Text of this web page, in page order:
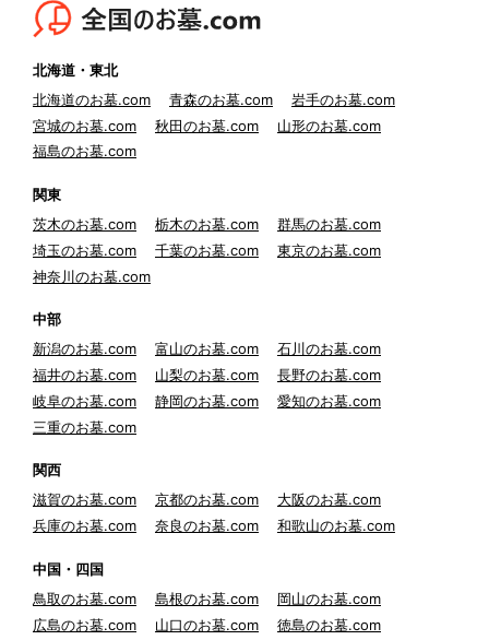
北海道・東北
北海道のお墓.com
青森のお墓.com
岩手のお墓.com
宮城のお墓.com
秋田のお墓.com
山形のお墓.com
福島のお墓.com
関東
茨木のお墓.com
栃木のお墓.com
群馬のお墓.com
埼玉のお墓.com
千葉のお墓.com
東京のお墓.com
神奈川のお墓.com
中部
新潟のお墓.com
富山のお墓.com
石川のお墓.com
福井のお墓.com
山梨のお墓.com
長野のお墓.com
岐阜のお墓.com
静岡のお墓.com
愛知のお墓.com
三重のお墓.com
関西
滋賀のお墓.com
京都のお墓.com
大阪のお墓.com
兵庫のお墓.com
奈良のお墓.com 和歌山のお墓.com
中国・四国
鳥取のお墓.com
島根のお墓.com
岡山のお墓.com
広島のお墓.com
山口のお墓.com
徳島のお墓.com